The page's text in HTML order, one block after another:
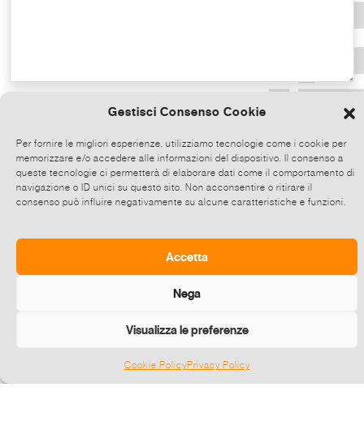
Gestisci Consenso Cookie
Per fornire le migliori esperienze, utilizziamo tecnologie come i cookie per
memorizzare e/o accedere alle informazioni del dispositivo. Il consenso a
queste tecnologie ci permetterà di elaborare dati come il comportamento di
navigazione o ID unici su questo sito. Non acconsentire o ritirare il
consenso può influire negativamente su alcune caratteristiche e funzioni.
Accetta
Nega
Visualizza le preferenze
Cookie PolicyPrivacy Policy
Copia il testo
Condividi direttamente su Whatsapp,
clicca e poi scegli fino a 5 contatti alla
volta con cui condividere questo evento.
Invia